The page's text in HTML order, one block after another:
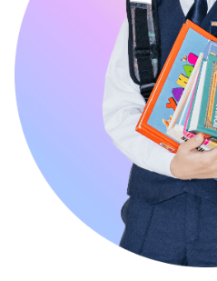
Идёт набор в нулевой
Записаться на
Узнать больше